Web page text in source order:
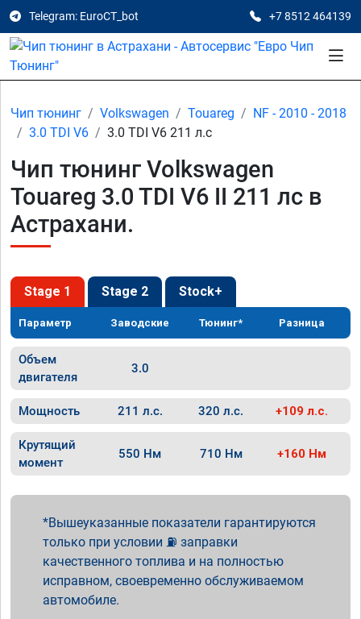
Telegram: EuroCT_bot +7 8512 464139
Чип тюнинг Volkswagen Touareg
NF - 2010 - 2018
3.0 TDI V6
3.0 TDI V6 211 л.с
Чип тюнинг Volkswagen
Touareg 3.0 TDI V6 II 211 лс в
Астрахани.
Stage 1 Stage 2 Stock+
Параметр Заводские Тюнинг* Разница
Объем
двигателя
3.0
Мощность 211 л.с. 320 л.с. +109 л.с.
Крутящий
момент
550 Нм 710 Нм +160 Нм
Вышеуказанные показатели гарантируются
только при условии ⛽ заправки
качественного топлива и на полностью
исправном, своевременно обслуживаемом
автомобиле.